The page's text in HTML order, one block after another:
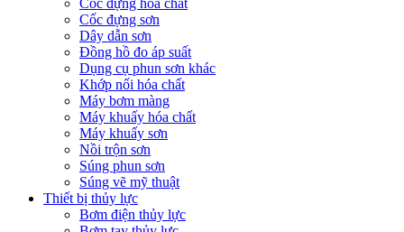
Cốc đựng hóa chất
Cốc đựng sơn
Dây dẫn sơn
Đồng hồ đo áp suất
Dụng cụ phun sơn khác
Khớp nối hóa chất
Máy bơm màng
Máy khuấy hóa chất
Máy khuấy sơn
Nồi trộn sơn
Súng phun sơn
Súng vẽ mỹ thuật
Thiết bị thủy lực
Bơm điện thủy lực